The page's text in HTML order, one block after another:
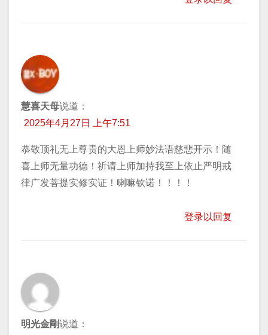
慧喜天母说道：
2025年4月27日 上午7:51
恭敬顶礼无上尊贵的大恩上师妙法语慈悲开示！随
喜上师无量功德！祈请上师加持我至上依止严明戒
律广发菩提实修实证！喇嘛钦诺！！！！
登录以回复
明光金剛说道：